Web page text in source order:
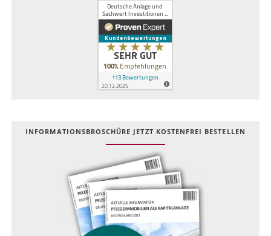
INFOR­MATIONS­BROSCHÜRE JETZT KOSTEN­FREI BESTELLEN